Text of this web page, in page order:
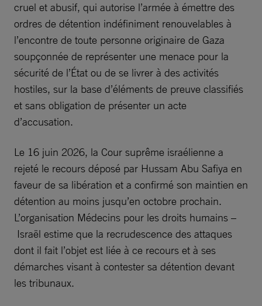
cruel et abusif, qui autorise l’armée à émettre des
ordres de détention indéfiniment renouvelables à
l’encontre de toute personne originaire de Gaza
soupçonnée de représenter une menace pour la
sécurité de l’État ou de se livrer à des activités
hostiles, sur la base d’éléments de preuve classifiés
et sans obligation de présenter un acte
d’accusation.
Le 16 juin 2026, la Cour suprême israélienne a
rejeté le recours déposé par Hussam Abu Safiya en
faveur de sa libération et a confirmé son maintien en
détention au moins jusqu’en octobre prochain.
L’organisation Médecins pour les droits humains –
Israël estime que la recrudescence des attaques
dont il fait l’objet est liée à ce recours et à ses
démarches visant à contester sa détention devant
les tribunaux.